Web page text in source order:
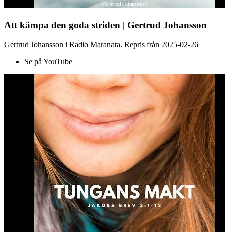
Att kämpa den goda striden | Gertrud Johansson
Gertrud Johansson i Radio Maranata. Repris från 2025-02-26
Se på YouTube